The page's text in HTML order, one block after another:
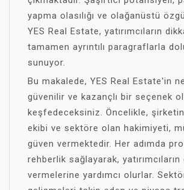
yapma olasılığı ve olağanüstü
YES Real Estate, yatırımcıların
tamamen ayrıntılı paragraflarla
sunuyor.
Bu makalede, YES Real Estate'in
güvenilir ve kazançlı bir seçenek
keşfedeceksiniz. Öncelikle,
ekibi ve sektöre olan hakimiyeti,
güven vermektedir. Her adımda
rehberlik sağlayarak, yatırımcıların
vermelerine yardımcı olurlar.